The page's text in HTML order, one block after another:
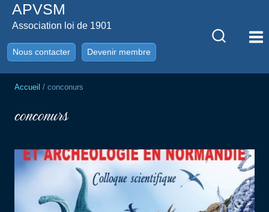
AllerAPVSM
Association loi de 1901
Nous contacter Devenir membre
Accueil / conconurs
conconurs